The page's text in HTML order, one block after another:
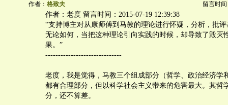
作者： 格致夫 留言时间
作者：老度 留言时间：2015-07-19 12:39:38
“支持博主对从康师傅到马教的理论进行怀疑，分析，批
无论如何，当把这种理论引向实践的时候，却导致了毁灭
果。”
------------------------------
老度，我是觉得，马教三个组成部分（哲学、政治经济学
都有合理部分，但以科学社会主义带来的危害最大。其哲
分，还不算差。